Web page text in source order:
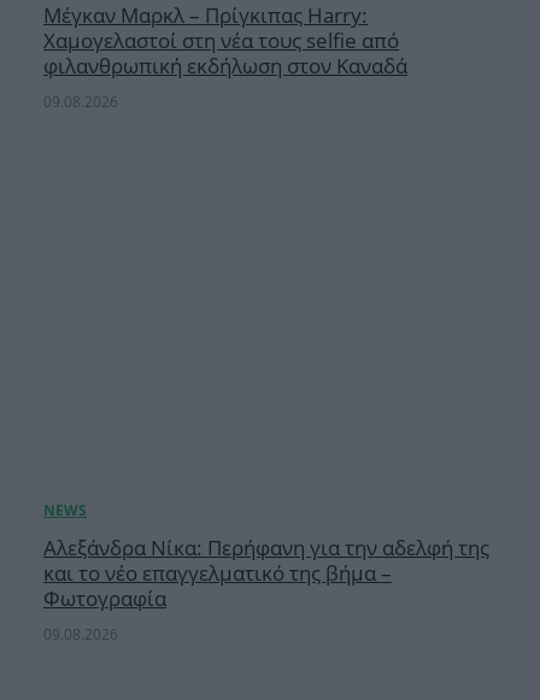
Μέγκαν Μαρκλ – Πρίγκιπας Harry:
Χαμογελαστοί στη νέα τους selfie από
φιλανθρωπική εκδήλωση στον Καναδά
09.08.2026
Αλεξάνδρα Νίκα: Περήφανη για την αδελφή της
και το νέο επαγγελματικό της βήμα –
Φωτογραφία
09.08.2026